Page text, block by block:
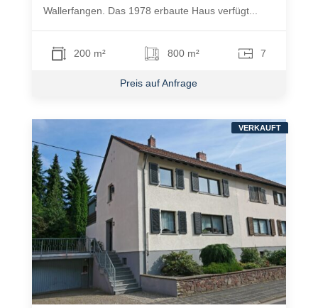
Wallerfangen. Das 1978 erbaute Haus verfügt...
200 m² 800 m² 7
Preis auf Anfrage
VERKAUFT